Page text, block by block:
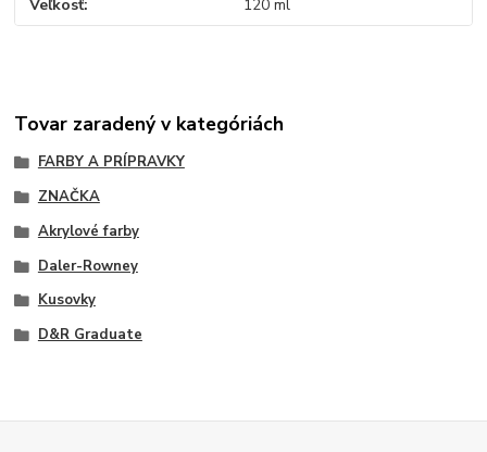
Veľkosť 120 ml
Tovar zaradený v kategóriách
FARBY A PRÍPRAVKY
ZNAČKA
Akrylové farby
Daler-Rowney
Kusovky
D&R Graduate